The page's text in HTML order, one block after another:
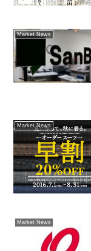
Market News
Market News
Market News